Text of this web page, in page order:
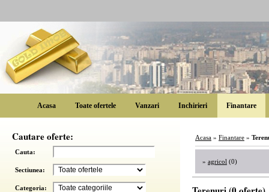
Acasa Toate ofertele Vanzari Inchirieri Finantare
Cautare oferte:
Cauta:
Sectiunea:
Categoria:
Acasa » Finantare »
» agricol (0)